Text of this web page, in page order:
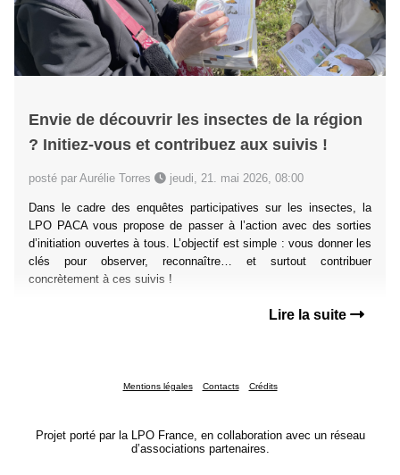
Envie de découvrir les insectes de la région
? Initiez-vous et contribuez aux suivis !
posté par Aurélie Torres jeudi, 21. mai 2026, 08:00
Dans le cadre des enquêtes participatives sur les insectes, la
LPO PACA vous propose de passer à l’action avec des sorties
d’initiation ouvertes à tous. L’objectif est simple : vous donner les
clés pour observer, reconnaître… et surtout contribuer
concrètement à ces suivis !
Lire la suite
Mentions légales Contacts Crédits
Projet porté par la LPO France, en collaboration avec un réseau
d’associations partenaires.